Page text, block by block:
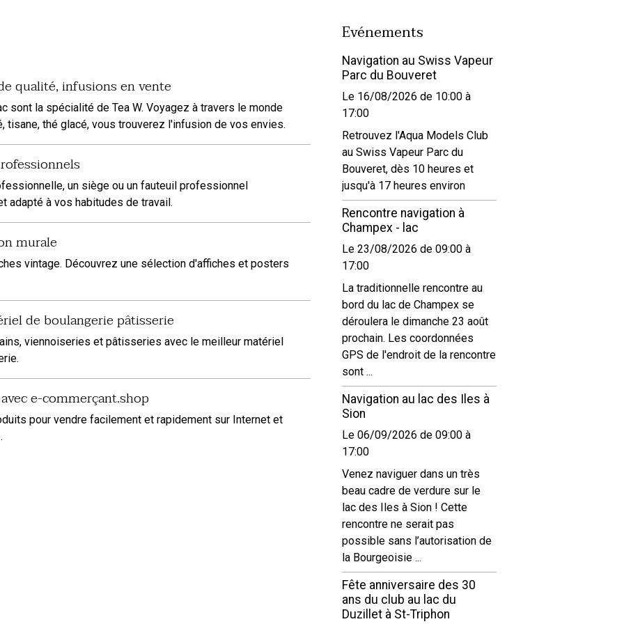
qualité, infusions en vente
sont la spécialité de Tea W. Voyagez à travers le monde
tisane, thé glacé, vous trouverez l'infusion de vos envies.
un siège ou un fauteuil professionnel
adapté à vos habitudes de travail.
murale
vintage. Découvrez une sélection d'affiches et posters
de boulangerie pâtisserie
viennoiseries et pâtisseries avec le meilleur matériel
e-commerçant.shop
pour vendre facilement et rapidement sur Internet et
Evénements
Navigation au Swiss Vapeur
Parc du Bouveret
Le 16/08/2026 de 10:00 à
17:00
Retrouvez l'Aqua Models Club
au Swiss Vapeur Parc du
Bouveret, dès 10 heures et
jusqu'à 17 heures environ
Rencontre navigation à
Champex - lac
Le 23/08/2026 de 09:00 à
17:00
La traditionnelle rencontre au
bord du lac de Champex se
déroulera le dimanche 23 août
prochain. Les coordonnées
GPS de l'endroit de la rencontre
sont ...
Navigation au lac des Iles à
Sion
Le 06/09/2026 de 09:00 à
17:00
Venez naviguer dans un très
beau cadre de verdure sur le
lac des Iles à Sion ! Cette
rencontre ne serait pas
possible sans l’autorisation de
la Bourgeoisie ...
Fête anniversaire des 30
ans du club au lac du
Duzillet à St-Triphon